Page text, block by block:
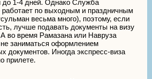
до 1-4 дней. Однако Служба
по выходным и праздничным
весьма много), поэтому, если
лучше подавать документы на визу
во время Рамазана или Навруза
заниматься оформлением
документов. Иногда экспресс-виза
прилете.